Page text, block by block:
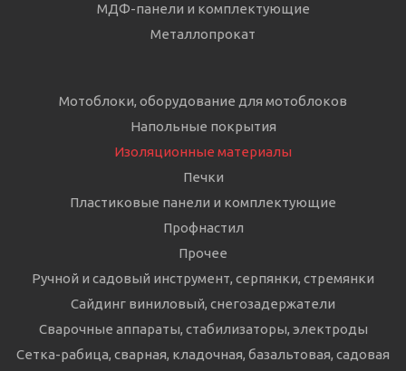
МДФ-панели и комплектующие
Металлопрокат
Мотоблоки, оборудование для мотоблоков
Напольные покрытия
Изоляционные материалы
Печки
Пластиковые панели и комплектующие
Профнастил
Прочее
Ручной и садовый инструмент, серпянки, стремянки
Сайдинг виниловый, снегозадержатели
Сварочные аппараты, стабилизаторы, электроды
Сетка-рабица, сварная, кладочная, базальтовая, садовая